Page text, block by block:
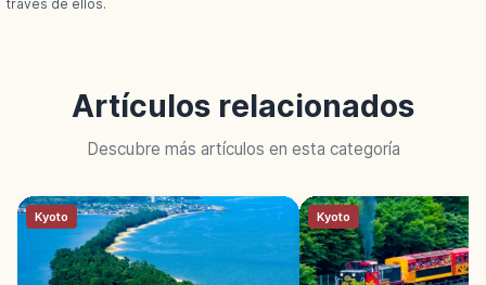
través de ellos.
Artículos relacionados
Descubre más artículos en esta categoría
Kyoto Kyoto